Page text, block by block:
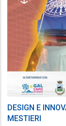
DESIGN E
MESTIERI